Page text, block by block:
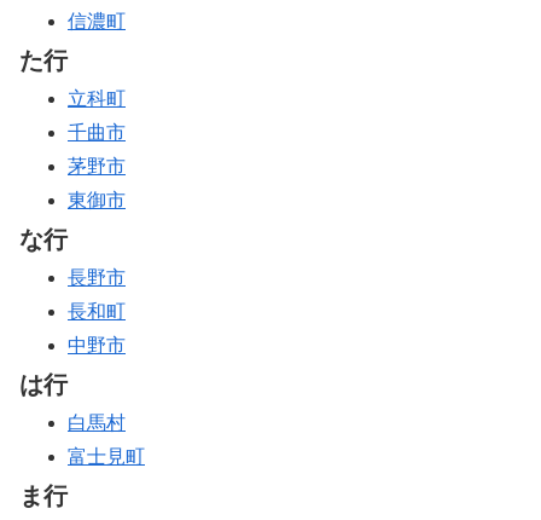
信濃町
た行
立科町
千曲市
茅野市
東御市
な行
長野市
長和町
中野市
は行
白馬村
富士見町
ま行